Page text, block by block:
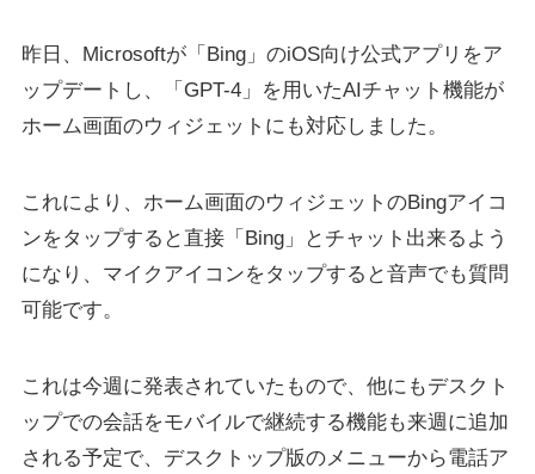
昨日、Microsoftが「Bing」のiOS向け公式アプリをア
ップデートし、「GPT-4」を用いたAIチャット機能が
ホーム画面のウィジェットにも対応しました。
これにより、ホーム画面のウィジェットのBingアイコ
ンをタップすると直接「Bing」とチャット出来るよう
になり、マイクアイコンをタップすると音声でも質問
可能です。
これは今週に発表されていたもので、他にもデスクト
ップでの会話をモバイルで継続する機能も来週に追加
される予定で、デスクトップ版のメニューから電話ア